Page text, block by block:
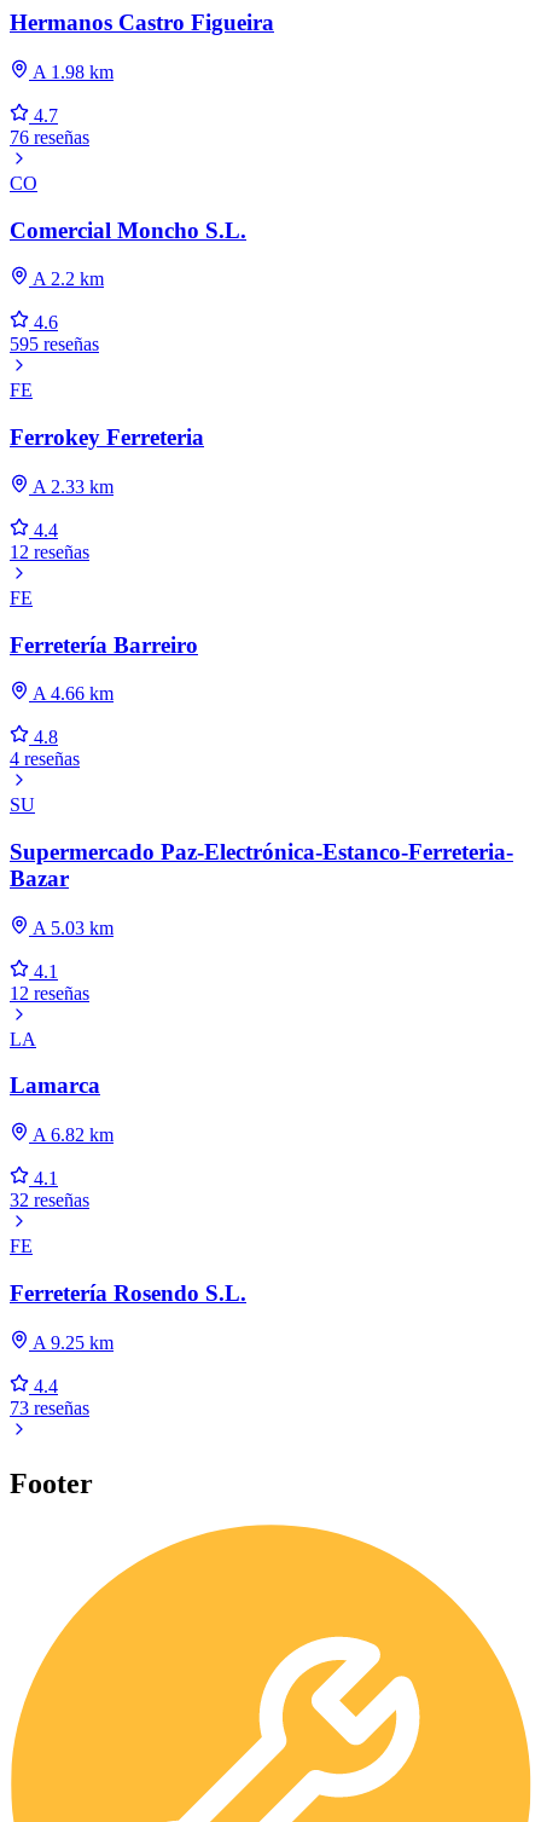
Hermanos Castro Figueira
A 1.98 km
4.7
76 reseñas
CO
Comercial Moncho S.L.
A 2.2 km
4.6
595 reseñas
FE
Ferrokey Ferreteria
A 2.33 km
4.4
12 reseñas
FE
Ferretería Barreiro
A 4.66 km
4.8
4 reseñas
SU
Supermercado Paz-Electrónica-Estanco-Ferreteria-
Bazar
A 5.03 km
4.1
12 reseñas
LA
Lamarca
A 6.82 km
4.1
32 reseñas
FE
Ferretería Rosendo S.L.
A 9.25 km
4.4
73 reseñas
Footer